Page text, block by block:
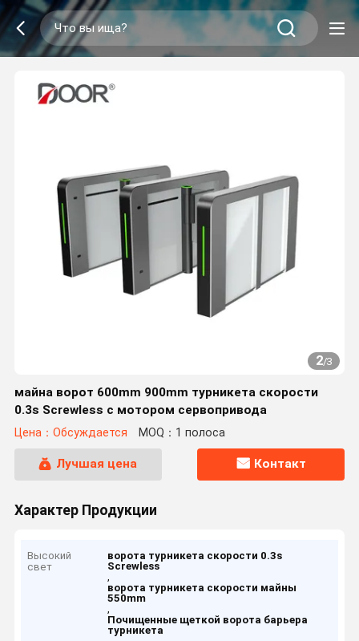
2/3
майна ворот 600mm 900mm турникета скорости
0.3s Screwless с мотором сервопривода
Цена：Обсуждается MOQ：1 полоса
Лучшая цена Контакт
Характер Продукции
Высокий
свет
ворота турникета скорости 0.3s
Screwless
,
ворота турникета скорости майны
550mm
,
Почищенные щеткой ворота барьера
турникета